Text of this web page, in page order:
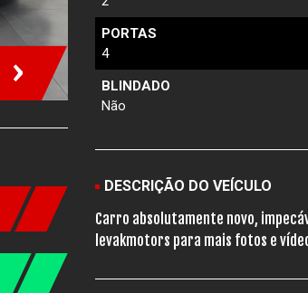
›
PORTAS
4
BLINDADO
Não
DESCRIÇÃO DO VEÍCULO
Carro absolutamente novo,
levakmotors para mais fotos e